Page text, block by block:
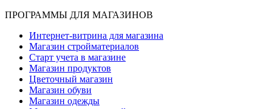
ПРОГРАММЫ ДЛЯ МАГАЗИНОВ
Интернет-витрина для магазина
Магазин стройматериалов
Старт учета в магазине
Магазин продуктов
Цветочный магазин
Магазин обуви
Магазин одежды